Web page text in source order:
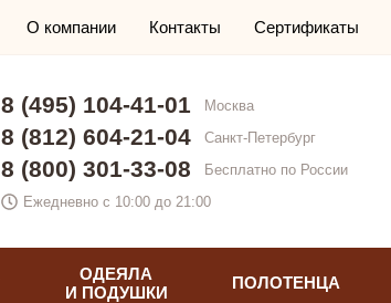
О компании Контакты Сертификаты
8 (495) 104-41-01 Москва
8 (812) 604-21-04 Санкт-Петербург
8 (800) 301-33-08
Бесплатно по России
Ежедневно с 10:00 до 21:00
ОДЕЯЛА
И ПОДУШКИ
ПОЛОТЕНЦА